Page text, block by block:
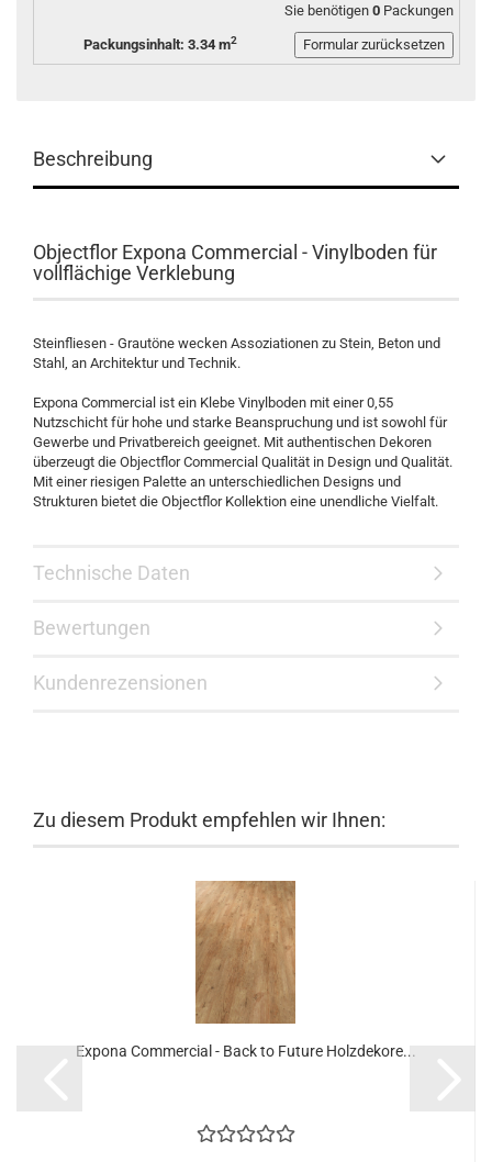
Sie benötigen 0 Packungen
Packungsinhalt: 3.34 m2
Beschreibung
Objectflor Expona Commercial - Vinylboden für
vollflächige Verklebung
Steinfliesen - Grautöne wecken Assoziationen zu Stein, Beton und
Stahl, an Architektur und Technik.
Expona Commercial ist ein Klebe Vinylboden mit einer 0,55
Nutzschicht für hohe und starke Beanspruchung und ist sowohl für
Gewerbe und Privatbereich geeignet. Mit authentischen Dekoren
überzeugt die Objectflor Commercial Qualität in Design und Qualität.
Mit einer riesigen Palette an unterschiedlichen Designs und
Strukturen bietet die Objectflor Kollektion eine unendliche Vielfalt.
Technische Daten
Bewertungen
Kundenrezensionen
Zu diesem Produkt empfehlen wir Ihnen:
Expona Commercial - Back to Future Holzdekore...